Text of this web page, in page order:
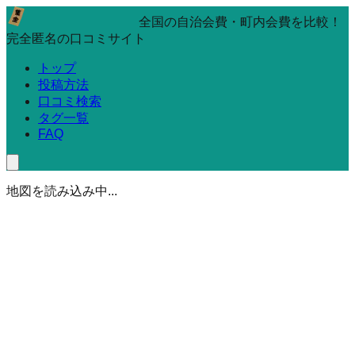
全国の自治会費・町内会費を比較！
完全匿名の口コミサイト
トップ
投稿方法
口コミ検索
タグ一覧
FAQ
地図を読み込み中...